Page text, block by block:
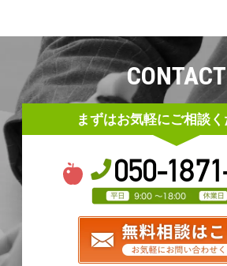
CONTACT
まずはお気軽にご相談く